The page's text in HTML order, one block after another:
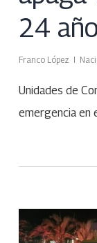
24
Franco López
Unidades de
emergencia en